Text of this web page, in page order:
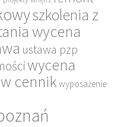
szkolenia z
wycena
ustawa pzp
wycena
cennik wyposażenie